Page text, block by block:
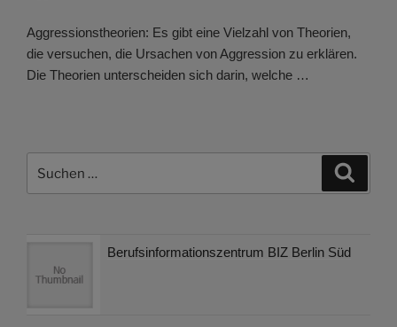
Aggressionstheorien: Es gibt eine Vielzahl von Theorien,
die versuchen, die Ursachen von Aggression zu erklären.
Die Theorien unterscheiden sich darin, welche …
nach:
Berufsinformationszentrum BIZ Berlin Süd